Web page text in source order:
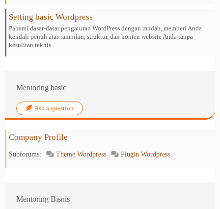
Setting basic Wordpress
Pahami dasar-dasar pengaturan WordPress dengan mudah, memberi Anda
kendali penuh atas tampilan, struktur, dan konten website Anda tanpa
kesulitan teknis.
Mentoring basic
Ask a question
Company Profile
Subforums: Theme Wordpress Plugin Wordpress
Mentoring Bisnis